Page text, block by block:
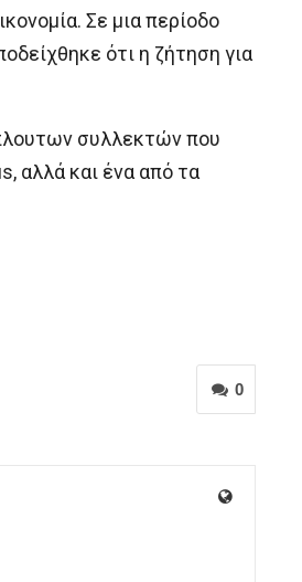
Σε μια περίοδο
ότι η ζήτηση για
συλλεκτών που
αλλά και ένα από τα
0